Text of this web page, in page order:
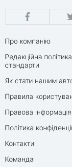
Про компанію
Редакційна політика
стандарти
Як стати нашим
Правила
Правова інформація
Політика
Контакти
Команда